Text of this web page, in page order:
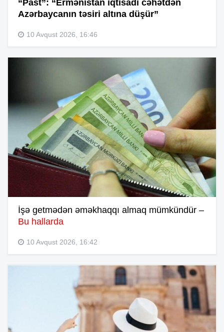
“Past”: “Ermənistan iqtisadi cəhətdən
Azərbaycanın təsiri altına düşür”
10 Avqust 2026, 16:46
İşə getmədən əməkhaqqı almaq mümkündür –
Bu hallarda
10 Avqust 2026, 16:42